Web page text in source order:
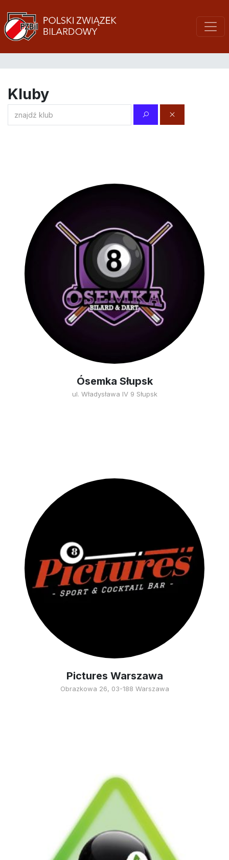
Kluby
Ósemka Słupsk
ul. Władysława IV 9 Słupsk
Pictures Warszawa
Obrazkowa 26, 03-188 Warszawa